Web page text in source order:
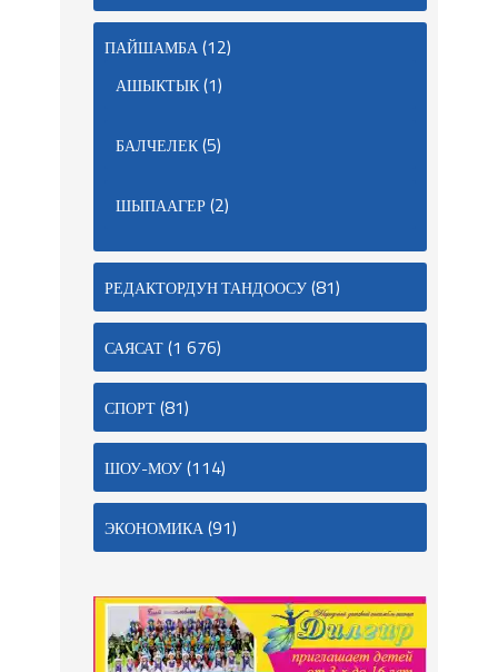
ПАЙШАМБА(12)
АШЫКТЫК(1)
БАЛЧЕЛЕК(5)
ШЫПААГЕР(2)
РЕДАКТОРДУН ТАНДООСУ(81)
САЯСАТ(1 676)
СПОРТ(81)
ШОУ-МОУ(114)
ЭКОНОМИКА(91)